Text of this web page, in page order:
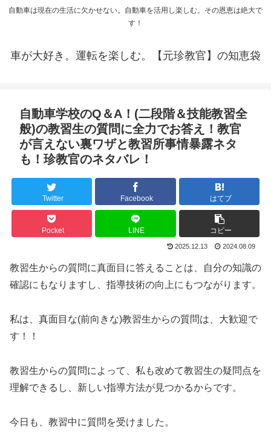
自動車は現在の生活に欠かせない。自動車を活用し楽しむ。その恩恵は絶大で
す！
車が大好き。運転を楽しむ。【元珍教官】の知恵袋
自動車学校のQ＆A！(二段階＆技能教習全
般)の教習生の質問に全力でお答え！教官
が言えない裏ワザと教習所事情暴露ネタ
も！珍教官のネタバレ！
Twitter Facebook はてブ
Pocket LINE コピー
2025.12.13 2024.08.09
教習生からの質問に真面目に答えることは、自分の知識の
確認にもなりますし、指導技術の向上にもつながります。
私は、真面目な(前向きな)教習生からの質問は、大歓迎で
す！！
教習生からの質問によって、私も改めて教習生の疑問点を
理解できるし、新しい指導方法が見つかるからです。
今日も、教習中に質問を受けました。